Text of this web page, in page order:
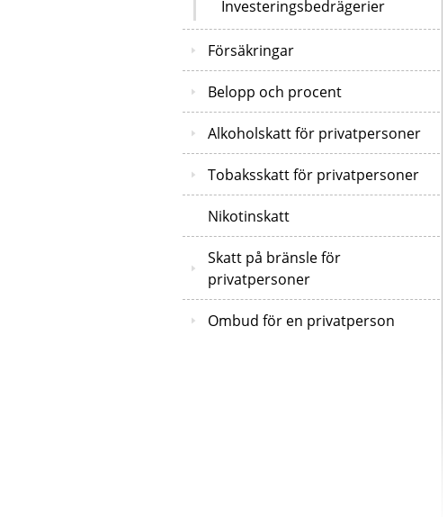
Investeringsbedrägerier
Försäkringar
Belopp och procent
Alkoholskatt för privatpersoner
Tobaksskatt för privatpersoner
Nikotinskatt
Skatt på bränsle för
privatpersoner
Ombud för en privatperson